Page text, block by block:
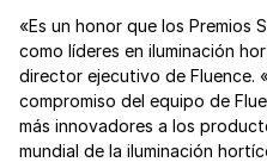
«Es un honor que los Premios
como líderes en iluminación
director ejecutivo de Fluence.
compromiso del equipo de
más innovadores a los
mundial de la iluminación